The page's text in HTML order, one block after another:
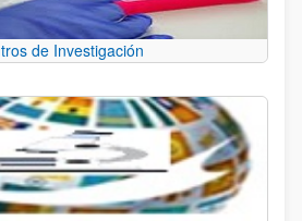
de Investigación